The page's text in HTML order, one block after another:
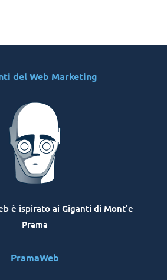
del Web Marketing
è ispirato ai Giganti di Mont’e
Prama
PramaWeb